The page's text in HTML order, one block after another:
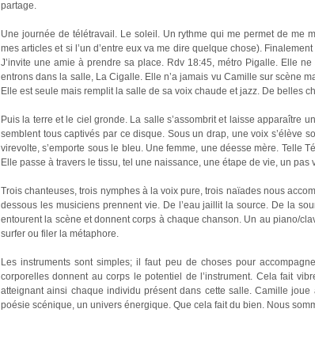
partage.
Une journée de télétravail. Le soleil. Un rythme qui me permet de me
mes articles et si l’un d’entre eux va me dire quelque chose).
J’invite une amie à prendre sa place. Rdv 18:45, métro Pigalle. Elle
entrons dans la salle, La Cigalle. Elle n’a jamais vu Camille sur scène
Elle est seule mais remplit la salle de sa voix chaude et jazz. De belles
Puis la terre et le ciel gronde. La salle s’assombrit et laisse apparaître
semblent tous captivés par ce disque. Sous un drap, une voix s’élève
virevolte, s’emporte sous le bleu. Une femme, une déesse mère. Telle
Elle passe à travers le tissu, tel une naissance, une étape de vie, un pas
Trois chanteuses, trois nymphes à la voix pure, trois naïades nous
dessous les musiciens prennent vie. De l’eau jaillit la source. De la
entourent la scène et donnent corps à chaque chanson. Un au piano/
surfer ou filer la métaphore.
Les instruments sont simples; il faut peu de choses pour
corporelles donnent au corps le potentiel de l’instrument. Cela fait
atteignant ainsi chaque individu présent dans cette salle. Camille
poésie scénique, un univers énergique. Que cela fait du bien. Nous